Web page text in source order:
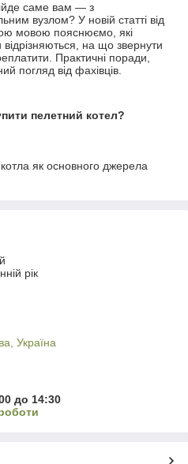
саме вам — з
вузлом? У новій статті від
мовою пояснюємо, які
на що звернути
Практичні поради,
погляд від фахівців.
пелетний котел?
як основного джерела
рік
Україна
до 14:30